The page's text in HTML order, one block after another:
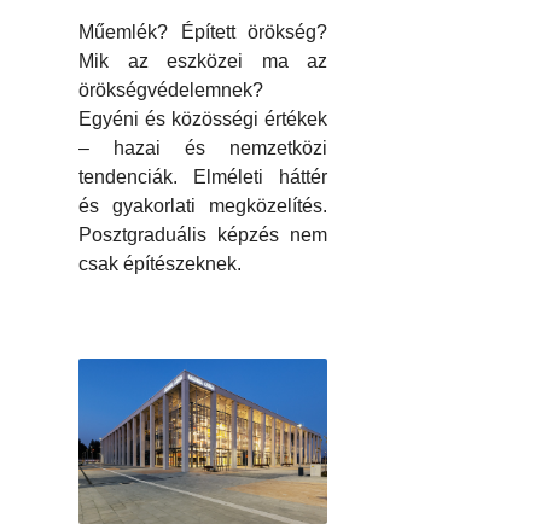
Műemlék? Épített örökség?
Mik az eszközei ma az
örökségvédelemnek?
Egyéni és közösségi értékek
– hazai és nemzetközi
tendenciák. Elméleti háttér
és gyakorlati megközelítés.
Posztgraduális képzés nem
csak építészeknek.